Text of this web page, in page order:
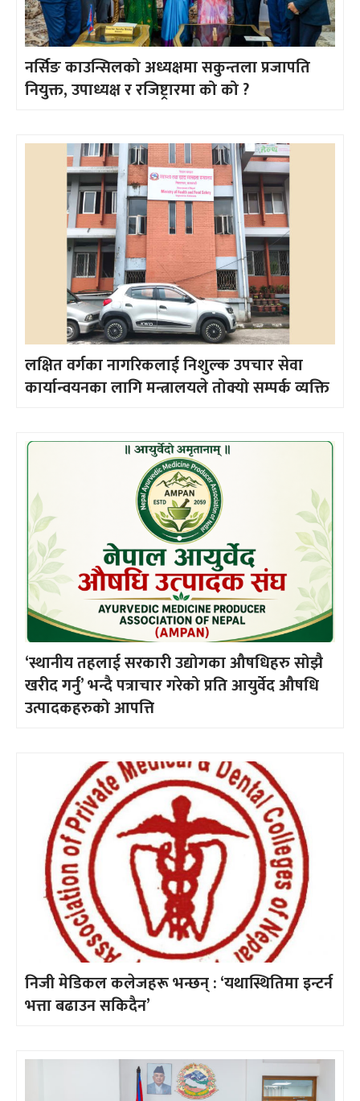
नर्सिङ काउन्सिलको अध्यक्षमा सकुन्तला प्रजापति
नियुक्त, उपाध्यक्ष र रजिष्ट्रारमा को को ?
लक्षित वर्गका नागरिकलाई निशुल्क उपचार सेवा
कार्यान्वयनका लागि मन्त्रालयले तोक्यो सम्पर्क व्यक्ति
‘स्थानीय तहलाई सरकारी उद्योगका औषधिहरु सोझै
खरीद गर्नु’ भन्दै पत्राचार गरेको प्रति आयुर्वेद औषधि
उत्पादकहरुको आपत्ति
निजी मेडिकल कलेजहरू भन्छन् : ‘यथास्थितिमा इन्टर्न
भत्ता बढाउन सकिदैन’